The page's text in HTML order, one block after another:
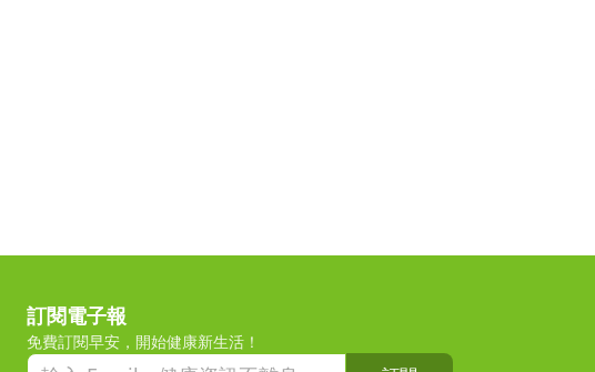
訂閱電子報
免費訂閱早安，開始健康新生活！